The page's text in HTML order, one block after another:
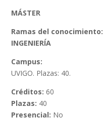
MÁSTER
Ramas del conocimiento:
INGENIERÍA
Campus:
UVIGO. Plazas: 40.
Créditos: 60
Plazas: 40
Presencial: No